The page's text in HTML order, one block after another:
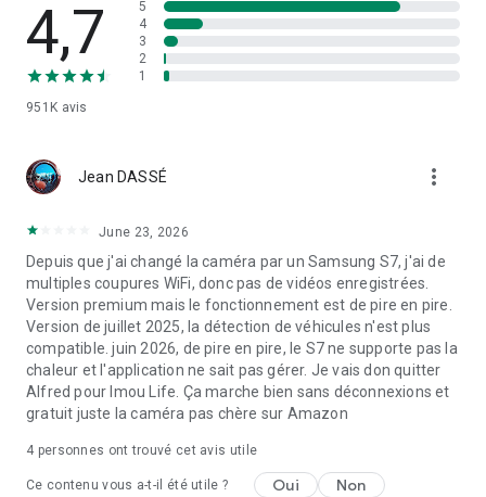
Contrairement à la IP webcam ou caméra IP traditionnelle,
vous pouvez installer Alfred là où vous avez besoin de
renforcer votre sécurité. De plus, vous pouvez ajouter ou
supprimer la caméra à tout moment.
INTELLIGENT, PRATIQUE, ÉCOLOGIQUE
CCTV ? Vous espérez toujours trouver de bonnes critiques
sur les moniteur pour bébé, les caméras pour animaux de
compagnie, ou caméra IP coûteux ? Vous pouvez protéger
votre maison grâce à une solution plus intelligente. Voici un
conseil : vous n'aurez peut-être même pas besoin d'acheter
une vraie CCTV, caméra wifi, IP caméra ou IP webcam.
Grâce à des applications de sécurité telles qu'Alfred, il n'y a
pas d'installation compliquée, de paramètres IP ou de
vos anciens appareils en matériel de bricolage IP caméra ou
caméra de mobile distant : pur et simple.
4,7
951K avis
5
4
3
2
1
Jean DASSÉ more_vert
June 23, 2026
Depuis que j'ai changé la caméra par un Samsung S7, j'ai de
multiples coupures WiFi, donc pas de vidéos enregistrées.
Version premium mais le fonctionnement est de pire en pire.
Version de juillet 2025, la détection de véhicules n'est plus
compatible. juin 2026, de pire en pire, le S7 ne supporte pas la
chaleur et l'application ne sait pas gérer. Je vais don quitter
Alfred pour Imou Life. Ça marche bien sans déconnexions et
gratuit juste la caméra pas chère sur Amazon
4 personnes ont trouvé cet avis utile
Ce contenu vous a-t-il été utile ? Oui Non